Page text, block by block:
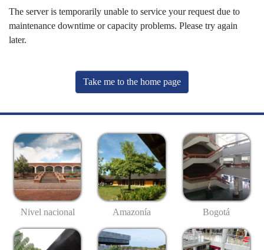
The server is temporarily unable to service your request due to
maintenance downtime or capacity problems. Please try again
later.
Take me to the home page
Nivel nacional Amazonía Bogotá